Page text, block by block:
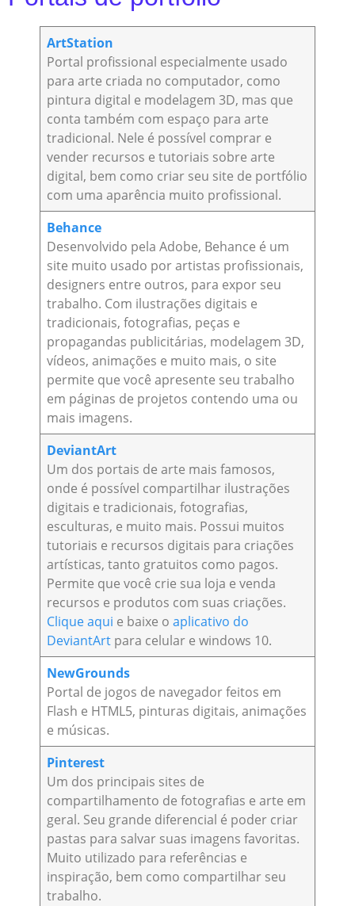
ArtStation
Portal profissional especialmente usado
para arte criada no computador, como
pintura digital e modelagem 3D, mas que
conta também com espaço para arte
tradicional. Nele é possível comprar e
vender recursos e tutoriais sobre arte
digital, bem como criar seu site de portfólio
com uma aparência muito profissional.
Behance
Desenvolvido pela Adobe, Behance é um
site muito usado por artistas profissionais,
designers entre outros, para expor seu
trabalho. Com ilustrações digitais e
tradicionais, fotografias, peças e
propagandas publicitárias, modelagem 3D,
vídeos, animações e muito mais, o site
permite que você apresente seu trabalho
em páginas de projetos contendo uma ou
mais imagens.
DeviantArt
Um dos portais de arte mais famosos,
onde é possível compartilhar ilustrações
digitais e tradicionais, fotografias,
esculturas, e muito mais. Possui muitos
tutoriais e recursos digitais para criações
artísticas, tanto gratuitos como pagos.
Permite que você crie sua loja e venda
recursos e produtos com suas criações.
Clique aqui e baixe oaplicativo do
DeviantArt para celular e windows 10.
NewGrounds
Portal de jogos de navegador feitos em
Flash e HTML5, pinturas digitais, animações
e músicas.
Pinterest
Um dos principais sites de
compartilhamento de fotografias e arte em
geral. Seu grande diferencial é poder criar
pastas para salvar suas imagens favoritas.
Muito utilizado para referências e
inspiração, bem como compartilhar seu
trabalho.